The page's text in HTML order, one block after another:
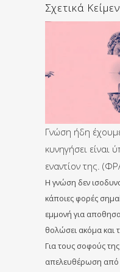
Σχετικά
Γνώση ήδη
κυνηγήσει είναι
εναντίον της.
Η γνώση δεν
κάποιες φορές
εμμονή για
θολώσει ακόμα και
Για τους σοφούς
απελευθέρωση από